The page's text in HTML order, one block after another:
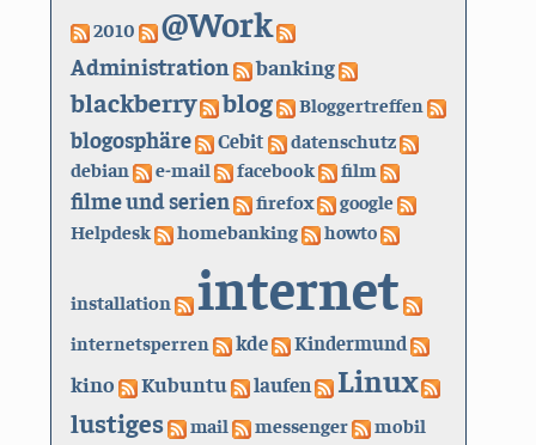
2010 @Work
Administration banking
blackberry blog Bloggertreffen
blogosphäre Cebit datenschutz
debian e-mail facebook film
filme und serien firefox
google
Helpdesk
homebanking howto
installation internet
internetsperren kde Kindermund
kino Kubuntu laufen Linux
lustiges mail messenger mobil